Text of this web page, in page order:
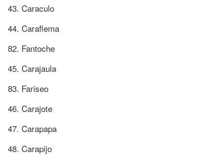
43. Caraculo
44. Caraflema
82. Fantoche
45. Carajaula
83. Fariseo
46. Carajote
47. Carapapa
48. Carapijo